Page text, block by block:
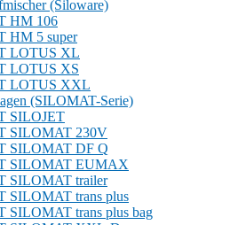
(Siloware)
HM 106
HM 5 super
LOTUS XL
LOTUS XS
LOTUS XXL
(SILOMAT-Serie)
SILOJET
SILOMAT 230V
SILOMAT DF Q
SILOMAT EUMAX
SILOMAT trailer
SILOMAT trans plus
SILOMAT trans plus bag